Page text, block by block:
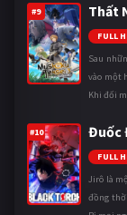
#9 Thất
FULL
Sau
vào một
Khi đối
#10 Đuốc
FULL
Jirô là
đồng